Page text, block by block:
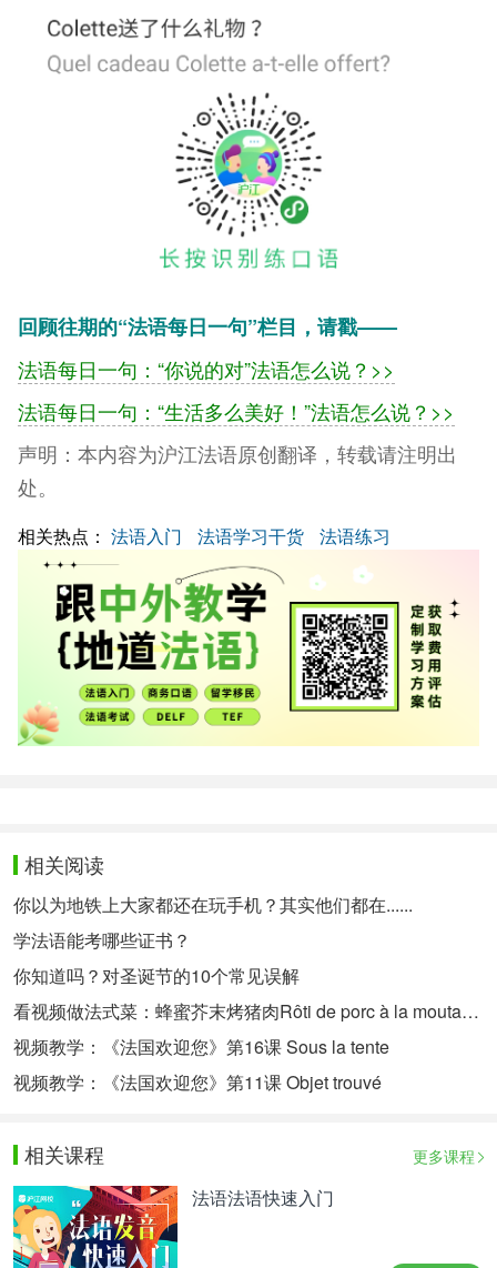
回顾往期的“法语每日一句”栏目，请戳——
法语每日一句：“你说的对”法语怎么说？>>
法语每日一句：“生活多么美好！”法语怎么说？>>
声明： 本内容为沪江法语原创翻译，转载请注明出
处。
相关热点： 法语入门 法语学习干货 法语练习
相关阅读
你以为地铁上大家都还在玩手机？其实他们都在......
学法语能考哪些证书？
你知道吗？对圣诞节的10个常见误解
看视频做法式菜：蜂蜜芥末烤猪肉Rôti de porc à la moutarde et miel
视频教学：《法国欢迎您》第16课 Sous la tente
视频教学：《法国欢迎您》第11课 Objet trouvé
相关课程 更多课程
法语法语快速入门